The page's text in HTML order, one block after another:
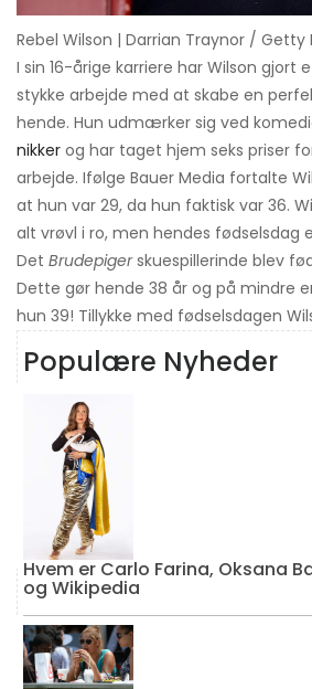
Rebel Wilson | Darrian Traynor / Getty
I sin 16-årige karriere har Wilson gjort
stykke arbejde med at skabe en
hende. Hun udmærker sig ved
nikker og har taget hjem seks priser
arbejde. Ifølge Bauer Media fortalte
at hun var 29, da hun faktisk var 36.
alt vrøvl i ro, men hendes fødselsdag
Det Brudepigerskuespillerinde blev
Dette gør hende 38 år og på mindre
hun 39! Tillykke med fødselsdagen
Populære Nyheder
Hvem er Carlo Farina, Oksana
og Wikipedia